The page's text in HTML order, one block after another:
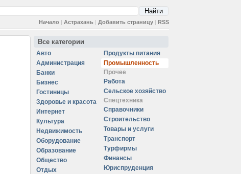
Начало | Астрахань | Добавить страницу | RSS
Все категории
Авто
Администрация
Банки
Бизнес
Гостиницы
Здоровье и красота
Интернет
Культура
Недвижимость
Оборудование
Образование
Общество
Отдых
Продукты питания
Промышленность
Прочее
Работа
Сельское хозяйство
Спецтехника
Справочники
Строительство
Товары и услуги
Транспорт
Турфирмы
Финансы
Юриспруденция